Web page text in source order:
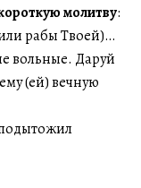
молитву:
рабы Твоей)…
вольные. Даруй
(ей) вечную